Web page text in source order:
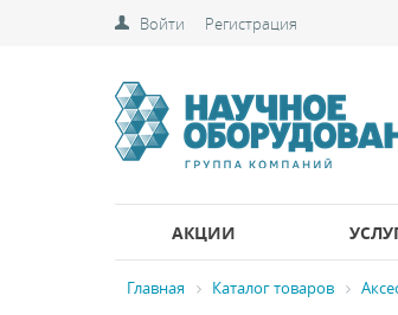
Войти Регистрация
АКЦИИ
Главная Каталог товаров